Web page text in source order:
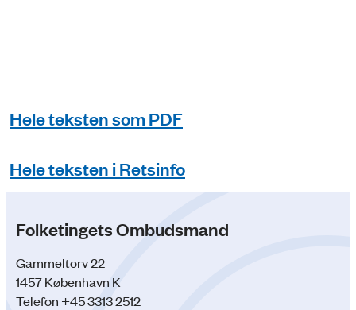
Hele teksten som PDF
Hele teksten i Retsinfo
Folketingets Ombudsmand
Gammeltorv 22
1457 København K
Telefon +45 3313 2512